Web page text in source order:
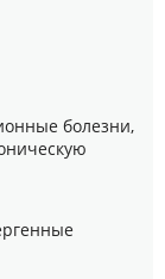
болезни,